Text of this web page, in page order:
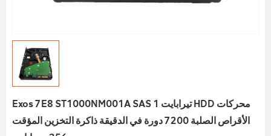
Exos 7E8 ST1000NM001A SAS 1 تيرابايت HDD محركات
الأقراص الصلبة 7200 دورة في الدقيقة ذاكرة التخزين المؤقت